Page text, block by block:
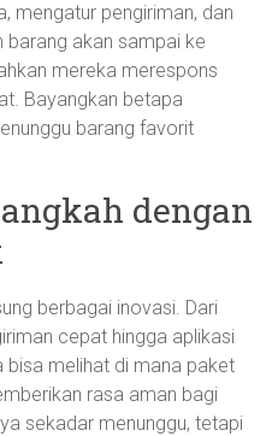
mengatur pengiriman, dan
barang akan sampai ke
mereka merespons
Bayangkan betapa
barang favorit
dengan
berbagai inovasi. Dari
cepat hingga aplikasi
melihat di mana paket
rasa aman bagi
sekadar menunggu, tetapi